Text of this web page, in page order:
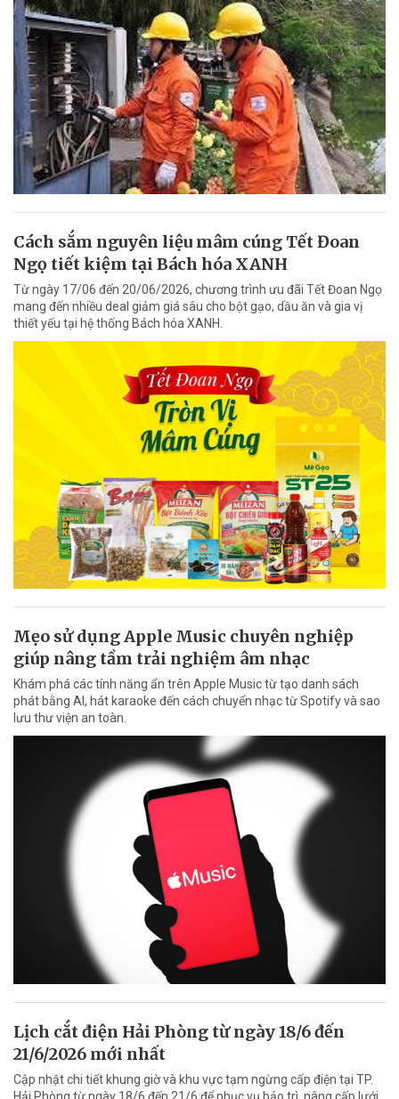
Cách sắm nguyên liệu mâm cúng Tết Đoan
Ngọ tiết kiệm tại Bách hóa XANH
Từ ngày 17/06 đến 20/06/2026, chương trình ưu đãi Tết Đoan Ngọ
mang đến nhiều deal giảm giá sâu cho bột gạo, dầu ăn và gia vị
thiết yếu tại hệ thống Bách hóa XANH.
Mẹo sử dụng Apple Music chuyên nghiệp
giúp nâng tầm trải nghiệm âm nhạc
Khám phá các tính năng ẩn trên Apple Music từ tạo danh sách
phát bằng AI, hát karaoke đến cách chuyển nhạc từ Spotify và sao
lưu thư viện an toàn.
Lịch cắt điện Hải Phòng từ ngày 18/6 đến
21/6/2026 mới nhất
Cập nhật chi tiết khung giờ và khu vực tạm ngừng cấp điện tại TP.